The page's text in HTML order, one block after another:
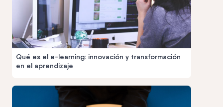
Qué es el e-learning: innovación y transformación
en el aprendizaje